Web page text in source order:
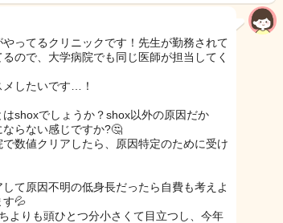
ってるクリニックです！先生が勤務されて
ので、大学病院でも同じ医師が担当してく
したいです…！
shoxでしょうか？shox以外の原因だか
らない感じですか?🤔
数値クリアしたら、原因特定のために受け
て原因不明の低身長だったら自費も考えよ
す💦
よりも頭ひとつ分小さくて目立つし、今年